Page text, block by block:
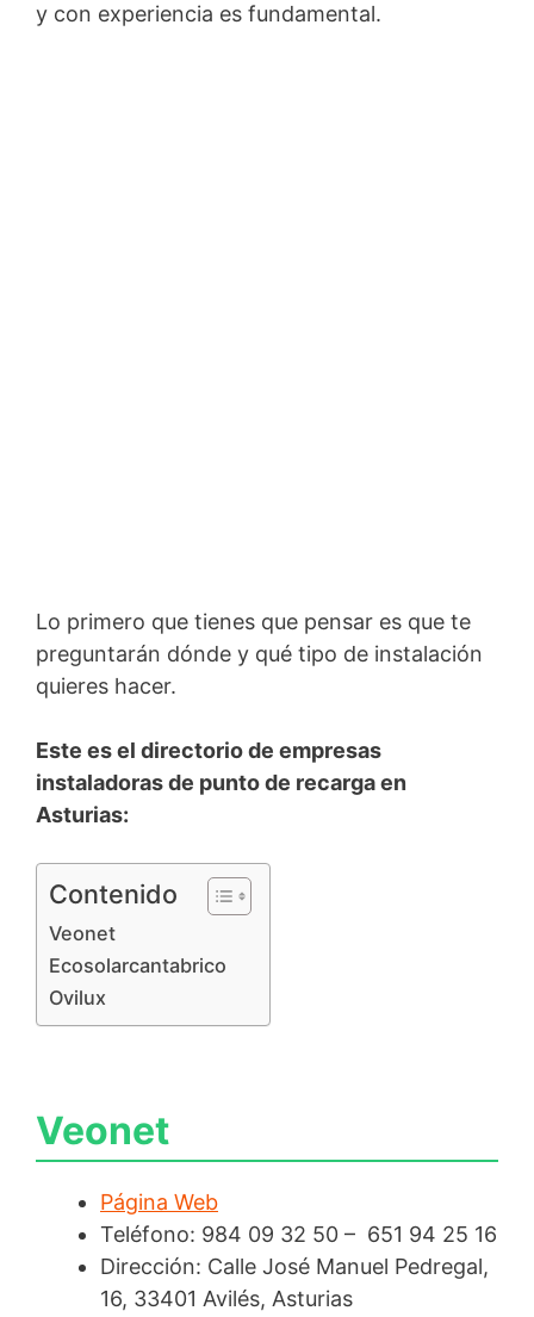
y con experiencia es fundamental.
Lo primero que tienes que pensar es que te
preguntarán dónde y qué tipo de instalación
quieres hacer.
Este es el directorio de empresas
instaladoras de punto de recarga en
Asturias:
Contenido
Veonet
Ecosolarcantabrico
Ovilux
Veonet
Página Web
Teléfono: 984 09 32 50 – 651 94 25 16
Dirección: Calle José Manuel Pedregal,
16, 33401 Avilés, Asturias